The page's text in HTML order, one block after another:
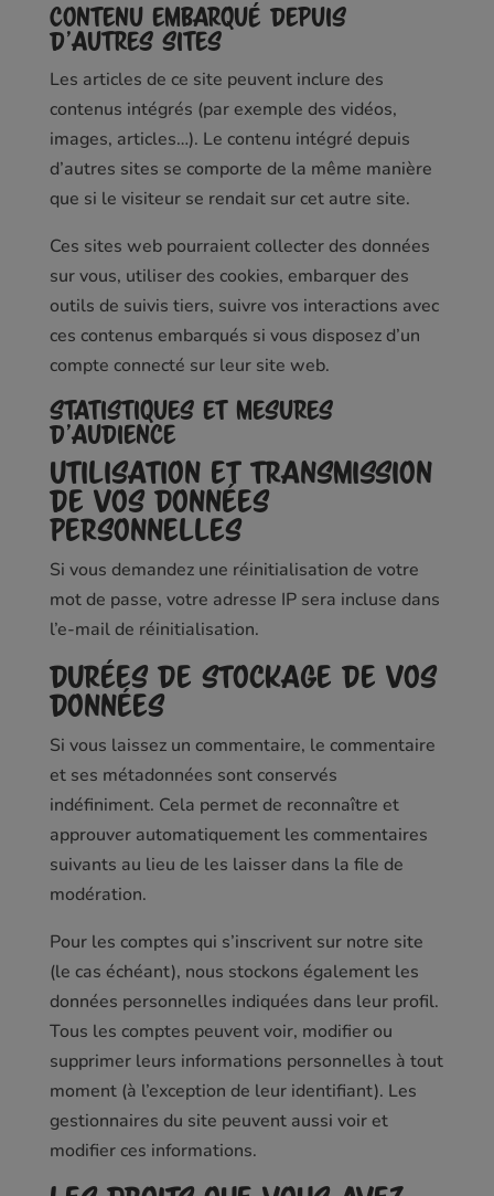
Contenu embarqué depuis
d’autres sites
Les articles de ce site peuvent inclure des
contenus intégrés (par exemple des vidéos,
images, articles…). Le contenu intégré depuis
d’autres sites se comporte de la même manière
que si le visiteur se rendait sur cet autre site.
Ces sites web pourraient collecter des données
sur vous, utiliser des cookies, embarquer des
outils de suivis tiers, suivre vos interactions avec
ces contenus embarqués si vous disposez d’un
compte connecté sur leur site web.
Statistiques et mesures
d’audience
Utilisation et transmission
de vos données
personnelles
Si vous demandez une réinitialisation de votre
mot de passe, votre adresse IP sera incluse dans
l’e-mail de réinitialisation.
Durées de stockage de vos
données
Si vous laissez un commentaire, le commentaire
et ses métadonnées sont conservés
indéfiniment. Cela permet de reconnaître et
approuver automatiquement les commentaires
suivants au lieu de les laisser dans la file de
modération.
Pour les comptes qui s’inscrivent sur notre site
(le cas échéant), nous stockons également les
données personnelles indiquées dans leur profil.
Tous les comptes peuvent voir, modifier ou
supprimer leurs informations personnelles à tout
moment (à l’exception de leur identifiant). Les
gestionnaires du site peuvent aussi voir et
modifier ces informations.